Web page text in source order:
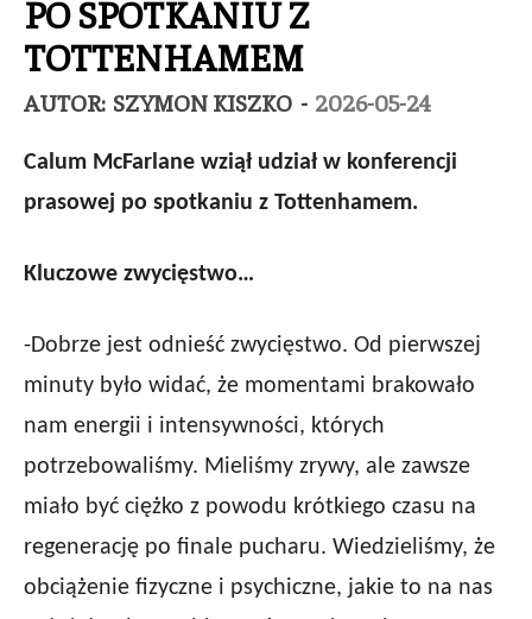
PO SPOTKANIU Z
TOTTENHAMEM
AUTOR: SZYMON KISZKO - 2026-05-24
Calum McFarlane wziął udział w konferencji
prasowej po spotkaniu z Tottenhamem.
Kluczowe zwycięstwo…
-Dobrze jest odnieść zwycięstwo. Od pierwszej
minuty było widać, że momentami brakowało
nam energii i intensywności, których
potrzebowaliśmy. Mieliśmy zrywy, ale zawsze
miało być ciężko z powodu krótkiego czasu na
regenerację po finale pucharu. Wiedzieliśmy, że
obciążenie fizyczne i psychiczne, jakie to na nas